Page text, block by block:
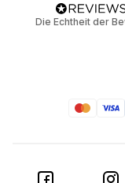
Die Echtheit der